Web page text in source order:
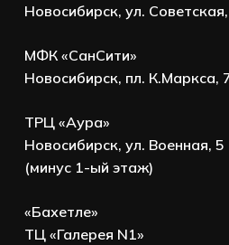
Новосибирск, ул.
МФК «СанСити»
Новосибирск, пл. К.Маркса,
ТРЦ «Аура»
Новосибирск, ул. Военная, 5
(минус 1-ый этаж)
«Бахетле»
ТЦ «Галерея N1»